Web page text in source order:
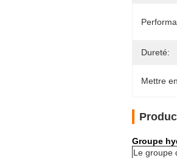
Dureté:
Mettre
Groupe
Le groupe